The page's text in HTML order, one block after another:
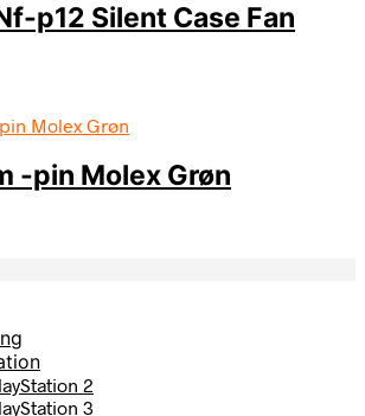
p12 Silent Case Fan
-pin Molex Grøn
2
3